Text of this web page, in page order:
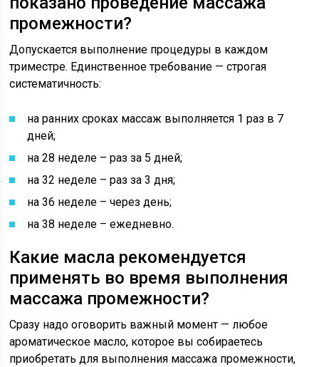
промежности?
Допускается выполнение процедуры в каждом
триместре. Единственное требование — строгая
систематичность:
на ранних сроках массаж выполняется 1 раз в 7
дней;
на 28 неделе – раз за 5 дней;
на 32 неделе – раз за 3 дня;
на 36 неделе – через день;
на 38 неделе – ежедневно.
Какие масла рекомендуется
применять во время выполнения
массажа промежности?
Сразу надо оговорить важный момент — любое
ароматическое масло, которое вы собираетесь
приобретать для выполнения массажа промежности,